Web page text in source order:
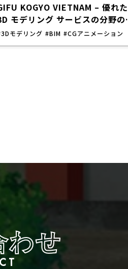
KOGYO VIETNAM – 優れた
モデリング サービスの分野の
できるパートナー!
モデリング #BIM #CGアニメーション
わせ